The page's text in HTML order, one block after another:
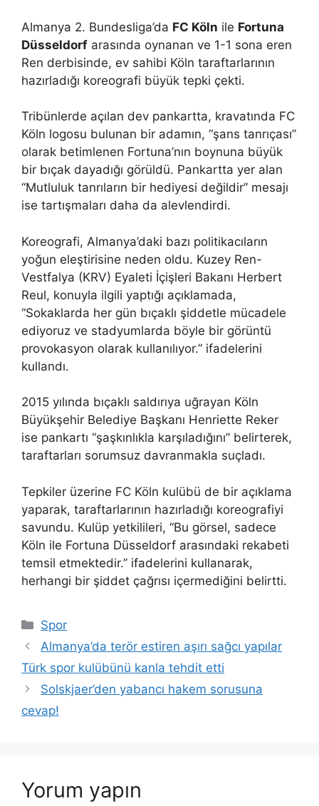
Almanya 2. Bundesliga’da FC Köln ile Fortuna
Düsseldorf arasında oynanan ve 1-1 sona eren
Ren derbisinde, ev sahibi Köln taraftarlarının
hazırladığı koreografi büyük tepki çekti.
Tribünlerde açılan dev pankartta, kravatında FC
Köln logosu bulunan bir adamın, “şans tanrıçası”
olarak betimlenen Fortuna’nın boynuna büyük
bir bıçak dayadığı görüldü. Pankartta yer alan
“Mutluluk tanrıların bir hediyesi değildir” mesajı
ise tartışmaları daha da alevlendirdi.
Koreografi, Almanya’daki bazı politikacıların
yoğun eleştirisine neden oldu. Kuzey Ren-
Vestfalya (KRV) Eyaleti İçişleri Bakanı Herbert
Reul, konuyla ilgili yaptığı açıklamada,
“Sokaklarda her gün bıçaklı şiddetle mücadele
ediyoruz ve stadyumlarda böyle bir görüntü
provokasyon olarak kullanılıyor.” ifadelerini
kullandı.
2015 yılında bıçaklı saldırıya uğrayan Köln
Büyükşehir Belediye Başkanı Henriette Reker
ise pankartı “şaşkınlıkla karşıladığını” belirterek,
taraftarları sorumsuz davranmakla suçladı.
Tepkiler üzerine FC Köln kulübü de bir açıklama
yaparak, taraftarlarının hazırladığı koreografiyi
savundu. Kulüp yetkilileri, “Bu görsel, sadece
Köln ile Fortuna Düsseldorf arasındaki rekabeti
temsil etmektedir.” ifadelerini kullanarak,
herhangi bir şiddet çağrısı içermediğini belirtti.
Kategoriler
Spor
Almanya’da terör estiren aşırı sağcı yapılar
Türk spor kulübünü kanla tehdit etti
Solskjaer’den yabancı hakem sorusuna
cevap!
Yorum yapın